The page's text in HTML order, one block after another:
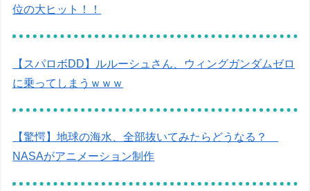
位の大ヒット！！
【スパロボDD】ルルーシュさん、ウィングガンダムゼロ
に乗ってしまうｗｗｗ
【驚愕】地球の海水、全部抜いてみたらどうなる？
NASAがアニメーション制作